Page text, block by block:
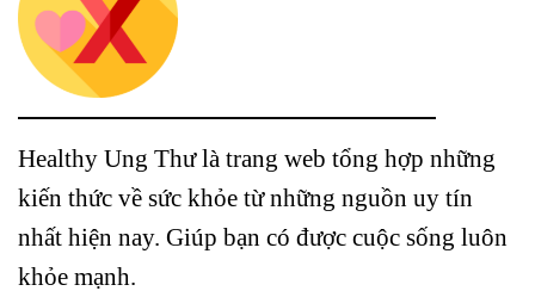
Healthy Ung Thư là trang web tổng hợp những
kiến thức về sức khỏe từ những nguồn uy tín
nhất hiện nay. Giúp bạn có được cuộc sống luôn
khỏe mạnh.